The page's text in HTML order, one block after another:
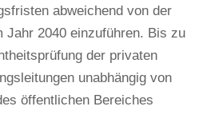
abweichend von der
Jahr 2040 einzuführen. Bis zu
der privaten
unabhängig von
öffentlichen Bereiches